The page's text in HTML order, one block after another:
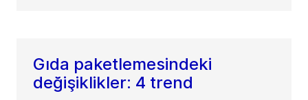
Gıda paketlemesindeki
değişiklikler: 4 trend